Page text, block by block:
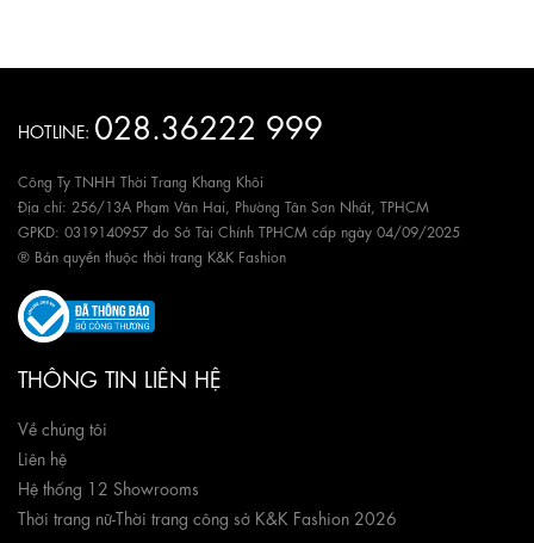
HOTLINE: 028.36222 999
Công Ty TNHH Thời Trang Khang Khôi
Địa chỉ: 256/13A Phạm Văn Hai, Phường Tân Sơn Nhất, TPHCM
GPKD: 0319140957 do Sở Tài Chính TPHCM cấp ngày 04/09/2025
® Bản quyền thuộc thời trang K&K Fashion
THÔNG TIN LIÊN HỆ
Về chúng tôi
Liên hệ
Hệ thống 12 Showrooms
Thời trang nữ-Thời trang công sở K&K Fashion 2026